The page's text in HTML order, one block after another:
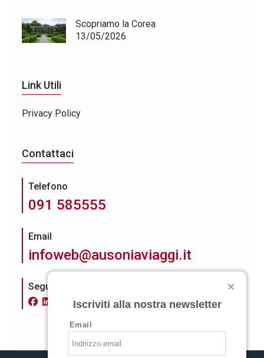
Iscriviti alla nostra newsletter
Email
Scopriamo la Corea
13/05/2026
Link Utili
Privacy Policy
Contattaci
Telefono
091 585555
Email
infoweb@ausoniaviaggi.it
Seguici su